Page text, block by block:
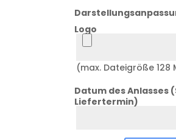
Logo
Logo
(max. Dateigröße 128
Datum des Anlasses
Liefertermin)